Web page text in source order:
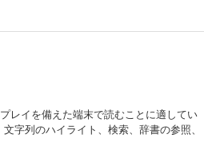
レイを備えた端末で読むことに適してい
字列のハイライト、検索、辞書の参照、